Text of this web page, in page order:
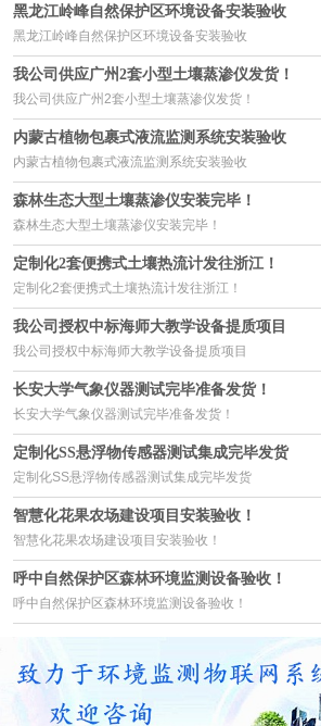
黑龙江岭峰自然保护区环境设备安装验收
黑龙江岭峰自然保护区环境设备安装验收
我公司供应广州2套小型土壤蒸渗仪发货！
我公司供应广州2套小型土壤蒸渗仪发货！
内蒙古植物包裹式液流监测系统安装验收
内蒙古植物包裹式液流监测系统安装验收
森林生态大型土壤蒸渗仪安装完毕！
森林生态大型土壤蒸渗仪安装完毕！
定制化2套便携式土壤热流计发往浙江！
定制化2套便携式土壤热流计发往浙江！
我公司授权中标海师大教学设备提质项目
我公司授权中标海师大教学设备提质项目
长安大学气象仪器测试完毕准备发货！
长安大学气象仪器测试完毕准备发货！
定制化SS悬浮物传感器测试集成完毕发货
定制化SS悬浮物传感器测试集成完毕发货
智慧化花果农场建设项目安装验收！
智慧化花果农场建设项目安装验收！
呼中自然保护区森林环境监测设备验收！
呼中自然保护区森林环境监测设备验收！